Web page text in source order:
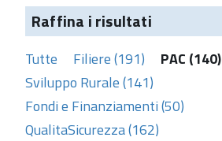
Raffina i risultati
Tutte Filiere (191)
PAC (140)
Sviluppo Rurale (141)
Fondi e Finanziamenti (50)
QualitaSicurezza (162)